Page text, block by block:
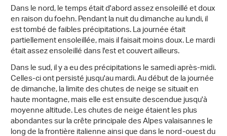
Dans le nord, le temps était d'abord assez ensoleillé et doux
en raison du foehn. Pendant la nuit du dimanche au lundi, il
est tombé de faibles précipitations. La journée était
partiellement ensoleillée, mais il faisait moins doux. Le mardi
était assez ensoleillé dans l'est et couvert ailleurs.
Dans le sud, il y a eu des précipitations le samedi après-midi.
Celles-ci ont persisté jusqu'au mardi. Au début de la journée
de dimanche, la limite des chutes de neige se situait en
haute montagne, mais elle est ensuite descendue jusqu'à
moyenne altitude. Les chutes de neige étaient les plus
abondantes sur la crête principale des Alpes valaisannes le
long de la frontière italienne ainsi que dans le nord-ouest du